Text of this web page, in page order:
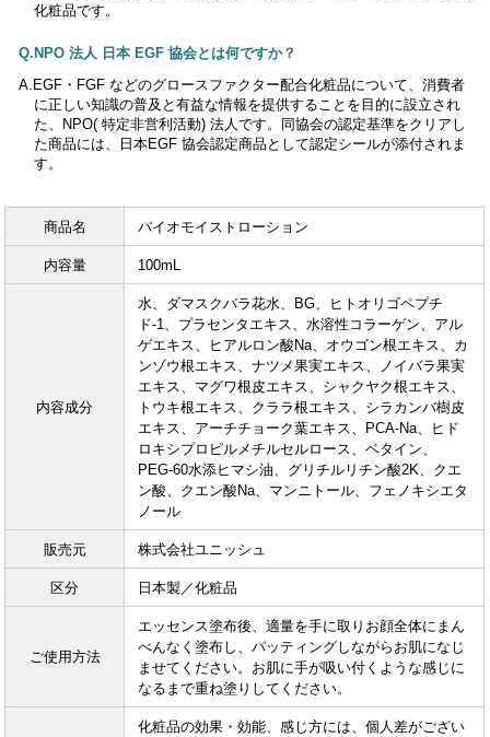
化粧品です。
NPO 法人 日本 EGF 協会とは何ですか？
EGF・FGF などのグロースファクター配合化粧品について、消費者
に正しい知識の普及と有益な情報を提供することを目的に設立され
た、NPO( 特定非営利活動) 法人です。同協会の認定基準をクリアし
た商品には、日本EGF 協会認定商品として認定シールが添付されま
す。
商品名 バイオモイストローション
内容量 100mL
内容成分
水、ダマスクバラ花水、BG、ヒトオリゴペプチ
ド-1、プラセンタエキス、水溶性コラーゲン、アル
ゲエキス、ヒアルロン酸Na、オウゴン根エキス、カ
ンゾウ根エキス、ナツメ果実エキス、ノイバラ果実
エキス、マグワ根皮エキス、シャクヤク根エキス、
トウキ根エキス、クララ根エキス、シラカンバ樹皮
エキス、アーチチョーク葉エキス、PCA-Na、ヒド
ロキシプロピルメチルセルロース、ベタイン、
PEG-60水添ヒマシ油、グリチルリチン酸2K、クエ
ン酸、クエン酸Na、マンニトール、フェノキシエタ
ノール
販売元 株式会社ユニッシュ
区分 日本製／化粧品
ご使用方法
エッセンス塗布後、適量を手に取りお顔全体にまん
べんなく塗布し、パッティングしながらお肌になじ
ませてください。お肌に手が吸い付くような感じに
なるまで重ね塗りしてください。
化粧品の効果・効能、感じ方には、個人差がござい